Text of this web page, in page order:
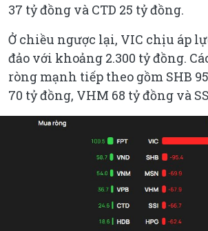
37 tỷ đồng và CTD 25 tỷ đồng.
Ở chiều ngược lại, VIC chịu áp
đảo với khoảng 2.300 tỷ đồng.
ròng mạnh tiếp theo gồm SHB
70 tỷ đồng, VHM 68 tỷ đồng và